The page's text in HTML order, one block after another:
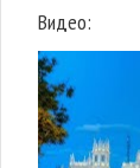
Видео: